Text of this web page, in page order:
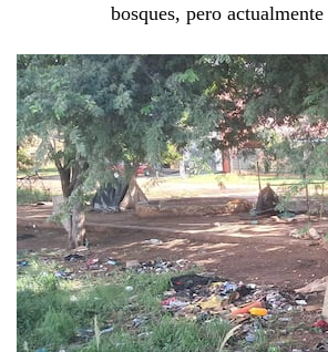
bosques, pero